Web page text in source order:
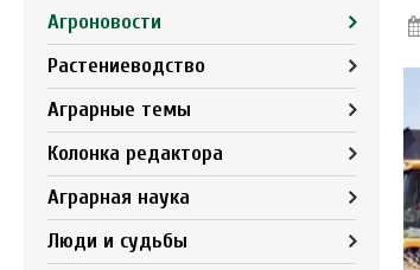
Агроновости
Растениеводство
Аграрные темы
Колонка редактора
Аграрная наука
Люди и судьбы